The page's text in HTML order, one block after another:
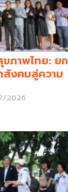
ภาพไทย: ยก
สังคมสู่ความ
2026